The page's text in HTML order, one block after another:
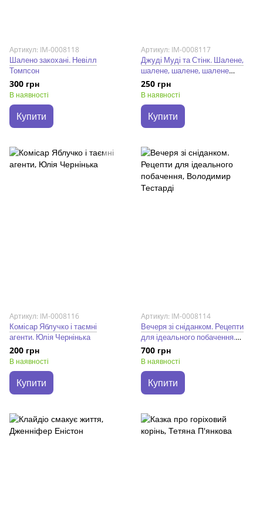
Артикул: IM-0008118
Шалено закохані. Невілл
Томпсон
300 грн
В наявності
Купити
Артикул: IM-0008117
Джуді Муді та Стінк. Шалене,
шалене, шалене, шалене
полювання на скарби. Меґан
МакДоналд
250 грн
В наявності
Купити
Артикул: IM-0008116
Комісар Яблучко і таємні
агенти. Юлія Чернінька
200 грн
В наявності
Купити
Артикул: IM-0008114
Вечеря зі сніданком. Рецепти
для ідеального побачення.
Володимир Тестарді
700 грн
В наявності
Купити